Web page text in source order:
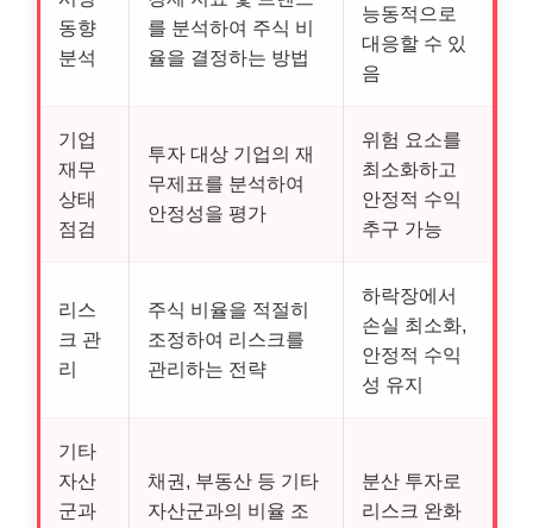
동향
분석
를 분석하여 주식 비
율을 결정하는 방법
능동적으로
대응할 수 있
음
기업
재무
상태
점검
투자 대상 기업의 재
무제표를 분석하여
안정성을 평가
위험 요소를
최소화하고
안정적 수익
추구 가능
리스
크 관
리
주식 비율을 적절히
조정하여 리스크를
관리하는 전략
하락장에서
손실 최소화,
안정적 수익
성 유지
기타
자산
군과
채권, 부동산 등 기타
자산군과의 비율 조
분산 투자로
리스크 완화